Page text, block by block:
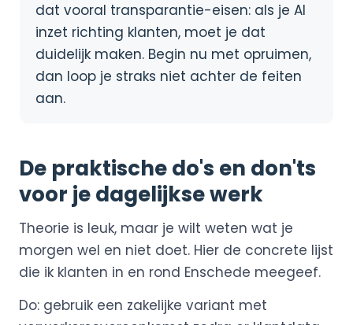
dat vooral transparantie-eisen: als je AI
inzet richting klanten, moet je dat
duidelijk maken. Begin nu met opruimen,
dan loop je straks niet achter de feiten
aan.
De praktische do's en don'ts
voor je dagelijkse werk
Theorie is leuk, maar je wilt weten wat je
morgen wel en niet doet. Hier de concrete lijst
die ik klanten in en rond Enschede meegeef.
Do: gebruik een zakelijke variant met